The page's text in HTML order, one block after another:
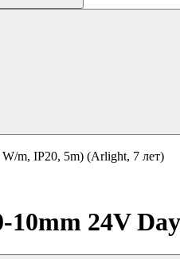
m, IP20, 5m) (Arlight, 7 лет)
10mm 24V